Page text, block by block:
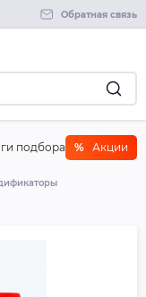
Обратная связь
подбора % Акции